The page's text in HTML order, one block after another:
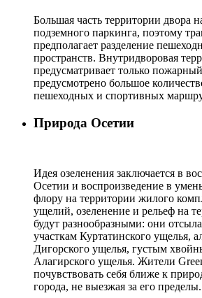
Большая часть территории двора
подземного паркинга, поэтому
предполагает разделение
пространств. Внутридворовая
предусматривает только
предусмотрено большое
пешеходных и спортивных
Природа Осетии
Идея озеленения заключается в
Осетии и воспроизведение в
флору на территории жилого
ущелий, озеленение и рельеф на
будут разнообразными: они
участкам Куртатинского ущелья,
Дигорского ущелья, густым
Алагирского ущелья. Жители
почувствовать себя ближе к
города, не выезжая за его пределы.